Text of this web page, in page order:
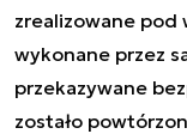
zrealizowane pod
wykonane przez
przekazywane
zostało